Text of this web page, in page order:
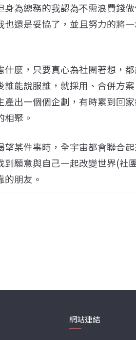
為總務的我認為不需浪費錢
還是妥協了，並且努力的將
麼，只要真心為社團著想，
能說服誰，就採用、合併方案
出一個個企劃，有時累到回
聚。
某件事時，全宇宙都會聯合
願意與自己一起改變世界(社
朋友。
網站連結